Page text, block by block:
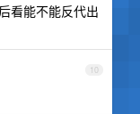
看能不能反代出
10